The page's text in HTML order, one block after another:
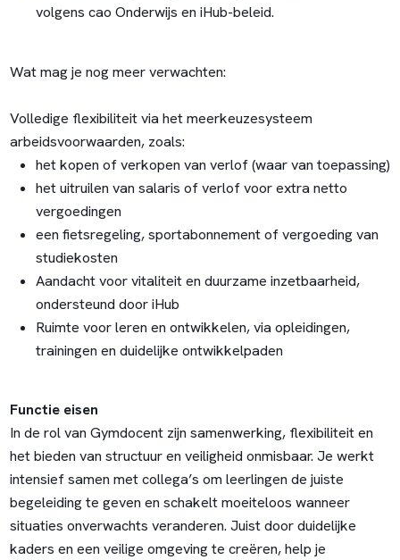
volgens cao Onderwijs en iHub-beleid.
Wat mag je nog meer verwachten:
Volledige flexibiliteit via het meerkeuzesysteem
arbeidsvoorwaarden, zoals:
het kopen of verkopen van verlof (waar van toepassing)
het uitruilen van salaris of verlof voor extra netto
vergoedingen
een fietsregeling, sportabonnement of vergoeding van
studiekosten
Aandacht voor vitaliteit en duurzame inzetbaarheid,
ondersteund door iHub
Ruimte voor leren en ontwikkelen, via opleidingen,
trainingen en duidelijke ontwikkelpaden
Functie eisen
In de rol van Gymdocent zijn samenwerking, flexibiliteit en
het bieden van structuur en veiligheid onmisbaar. Je werkt
intensief samen met collega’s om leerlingen de juiste
begeleiding te geven en schakelt moeiteloos wanneer
situaties onverwachts veranderen. Juist door duidelijke
kaders en een veilige omgeving te creëren, help je